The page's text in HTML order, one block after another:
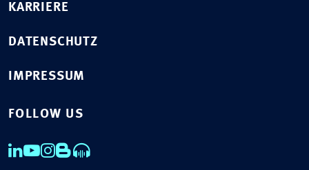
KARRIERE
DATENSCHUTZ
IMPRESSUM
FOLLOW US